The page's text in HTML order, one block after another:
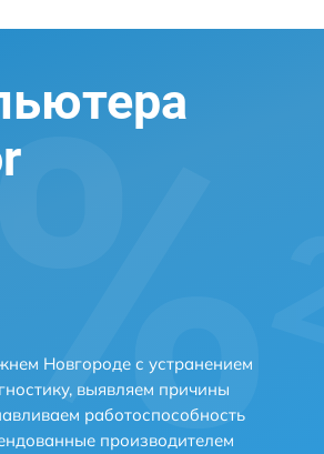
Новгороде с устранением
выявляем причины
работоспособность
производителем